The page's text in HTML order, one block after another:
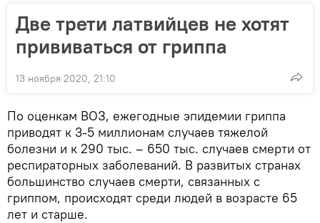
Две трети латвийцев не хотят
прививаться от гриппа
13 ноября 2020, 21:10
По оценкам ВОЗ, ежегодные эпидемии гриппа
приводят к 3-5 миллионам случаев тяжелой
болезни и к 290 тыс. – 650 тыс. случаев смерти от
респираторных заболеваний. В развитых странах
большинство случаев смерти, связанных с
гриппом, происходят среди людей в возрасте 65
лет и старше.